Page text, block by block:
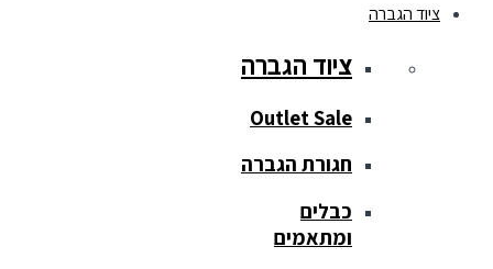
ציוד הגברה
ציוד הגברה
Outlet Sale
חגורת הגברה
כבלים
ומתאמים